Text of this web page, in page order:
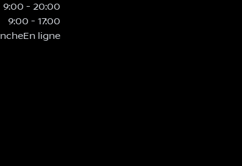
9:00 - 20:00
9:00 - 17:00
En ligne